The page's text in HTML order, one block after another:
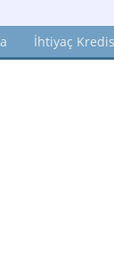
İhtiyaç